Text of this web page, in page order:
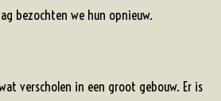
bezochten we hun opnieuw.
verscholen in een groot gebouw. Er is